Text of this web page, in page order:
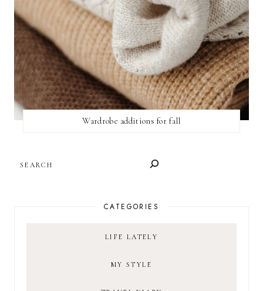
Wardrobe additions for fall
CATEGORIES
LIFE LATELY
MY STYLE